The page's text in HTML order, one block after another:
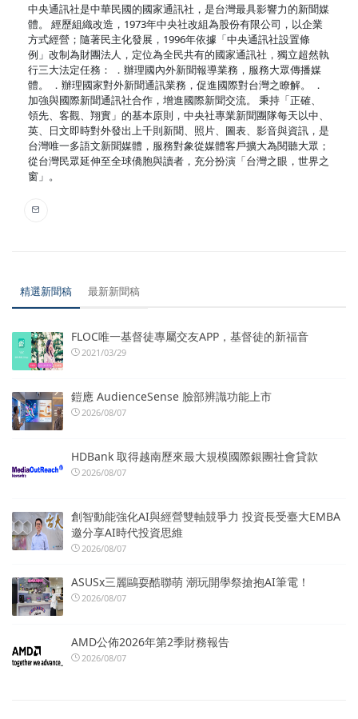
中央通訊社是中華民國的國家通訊社，是台灣最具影響力的新聞媒
體。 經歷組織改造，1973年中央社改組為股份有限公司，以企業
方式經營；隨著民主化發展，1996年依據「中央通訊社設置條
例」改制為財團法人，定位為全民共有的國家通訊社，獨立超然執
行三大法定任務： ．辦理國內外新聞報導業務，服務大眾傳播媒
體。 ．辦理國家對外新聞通訊業務，促進國際對台灣之瞭解。 ．
加強與國際新聞通訊社合作，增進國際新聞交流。 秉持「正確、
領先、客觀、翔實」的基本原則，中央社專業新聞團隊每天以中、
英、日文即時對外發出上千則新聞、照片、圖表、影音與資訊，是
台灣唯一多語文新聞媒體，服務對象從媒體客戶擴大為閱聽大眾；
從台灣民眾延伸至全球僑胞與讀者，充分扮演「台灣之眼，世界之
窗」。
精選新聞稿 最新新聞稿
FLOC唯一基督徒專屬交友APP，基督徒的新福音
2021/03/29
鎧應 AudienceSense 臉部辨識功能上市
2026/08/07
HDBank 取得越南歷來最大規模國際銀團社會貸款
2026/08/07
創智動能強化AI與經營雙軸競爭力 投資長受臺大EMBA
邀分享AI時代投資思維
2026/08/07
ASUSx三麗鷗耍酷聯萌 潮玩開學祭搶抱AI筆電！
2026/08/07
AMD公佈2026年第2季財務報告
2026/08/07